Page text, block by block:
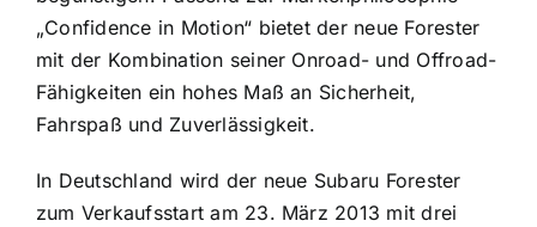
„Confidence in Motion“ bietet der neue Forester
mit der Kombination seiner Onroad- und Offroad-
Fähigkeiten ein hohes Maß an Sicherheit,
Fahrspaß und Zuverlässigkeit.
In Deutschland wird der neue Subaru Forester
zum Verkaufsstart am 23. März 2013 mit drei